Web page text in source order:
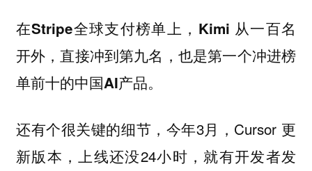
在Stripe全球支付榜单上，Kimi 从一百名
开外，直接冲到第九名，也是第一个冲进榜
单前十的中国AI产品。
还有个很关键的细节，今年3月，Cursor 更
新版本，上线还没24小时，就有开发者发